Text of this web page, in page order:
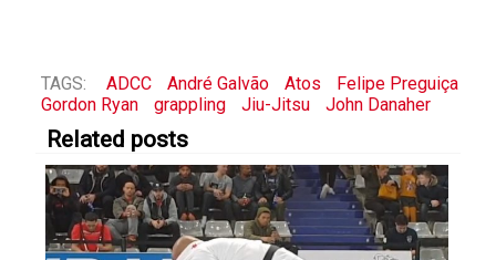
TAGS: ADCC André Galvão Atos
Felipe Preguiça
Gordon Ryan
grappling Jiu-Jitsu John Danaher
Related posts